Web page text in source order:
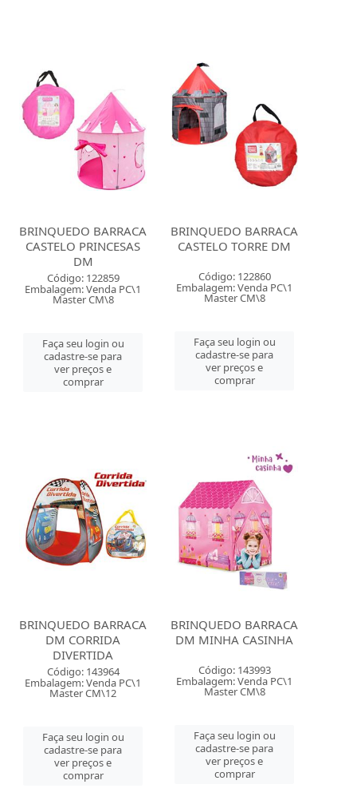
BRINQUEDO BARRACA
CASTELO PRINCESAS
DM
Código: 122859
Embalagem: Venda PC\1
Master CM\8
Faça seu login ou
cadastre-se para
ver preços e
comprar
BRINQUEDO BARRACA
CASTELO TORRE DM
Código: 122860
Embalagem: Venda PC\1
Master CM\8
Faça seu login ou
cadastre-se para
ver preços e
comprar
BRINQUEDO BARRACA
DM CORRIDA
DIVERTIDA
Código: 143964
Embalagem: Venda PC\1
Master CM\12
Faça seu login ou
cadastre-se para
ver preços e
comprar
BRINQUEDO BARRACA
DM MINHA CASINHA
Código: 143993
Embalagem: Venda PC\1
Master CM\8
Faça seu login ou
cadastre-se para
ver preços e
comprar